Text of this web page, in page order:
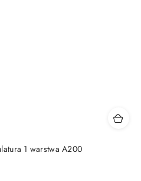
1 warstwa A200